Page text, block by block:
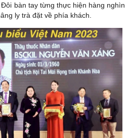
bàn tay từng thực hiện hàng nghìn
ly trà đặt về phía khách.